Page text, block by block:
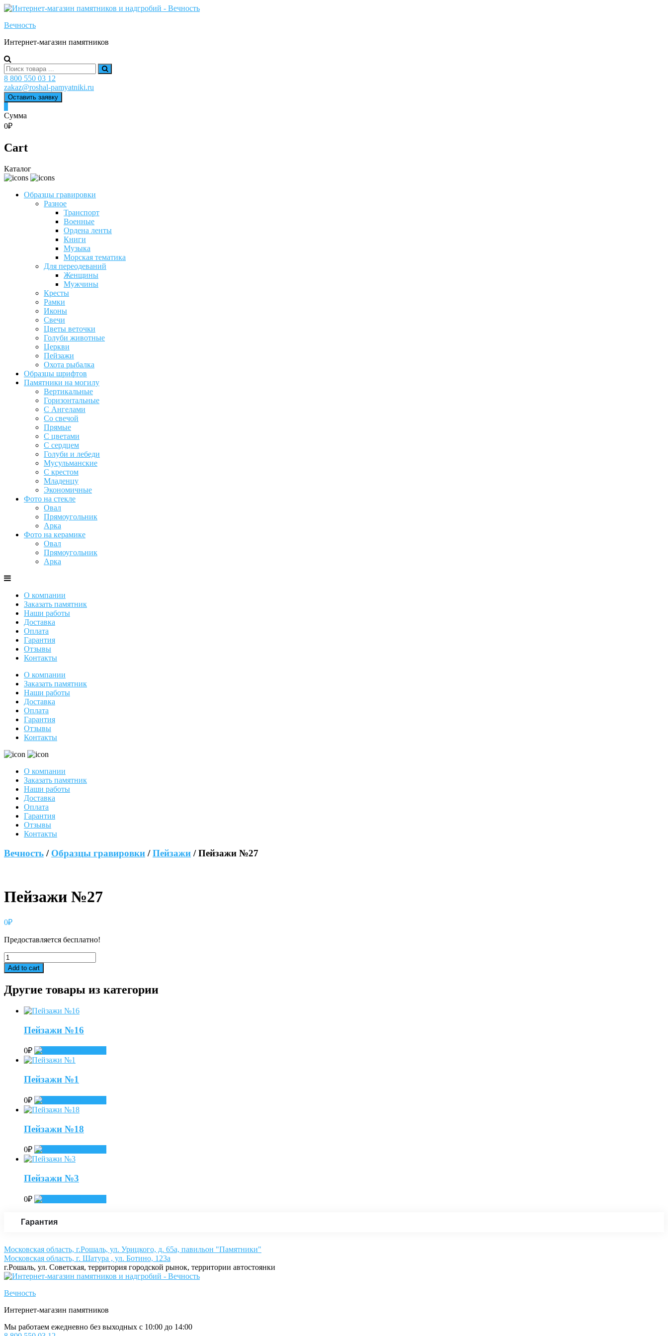
Skip
content
Вечность
Интернет-магазин памятников
Search
for:
8 800 550 03 12
zakaz@roshal-pamyatniki.ru
Оставить заявку
Сумма
0₽
Cart
Каталог
Образцы гравировки
Разное
Транспорт
Военные
Ордена ленты
Книги
Музыка
Морская тематика
Для переодеваний
Женщины
Мужчины
Кресты
Рамки
Иконы
Свечи
Цветы веточки
Голуби животные
Церкви
Пейзажи
Охота рыбалка
Образцы шрифтов
Памятники на могилу
Вертикальные
Горизонтальные
С Ангелами
Со свечой
Прямые
С цветами
С сердцем
Голуби и лебеди
Мусульманские
С крестом
Младенцу
Экономичные
Фото на стекле
Овал
Прямоугольник
Арка
Фото на керамике
Овал
Прямоугольник
Арка
О компании
Заказать памятник
Наши работы
Доставка
Оплата
Гарантия
Отзывы
Контакты
О компании
Заказать памятник
Наши работы
Доставка
Оплата
Гарантия
Отзывы
Контакты
О компании
Заказать памятник
Наши работы
Доставка
Оплата
Гарантия
Отзывы
Контакты
Вечность / Образцы гравировки /Пейзажи / Пейзажи №27
Пейзажи №27
0₽
Предоставляется бесплатно!
Пейзажи
№27
quantity
Add to cart
Другие товары из категории
Пейзажи №16
0₽
Пейзажи №1
0₽
Пейзажи №18
0₽
Пейзажи №3
0₽
Гарантия
Московская область, г.Рошаль, ул. Урицкого, д. 65а, павильон "Памятники"
Московская область, г. Шатура , ул. Ботино, 123а
г.Рошаль, ул. Советская, территория городской рынок, территории автостоянки
Вечность
Интернет-магазин памятников
Мы работаем ежедневно без выходных с 10:00 до 14:00